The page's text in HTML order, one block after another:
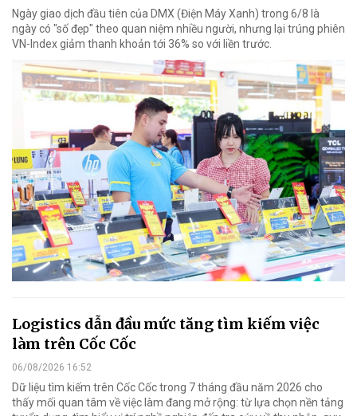
Ngày giao dịch đầu tiên của DMX (Điện Máy Xanh) trong 6/8 là
ngày có "số đẹp" theo quan niệm nhiều người, nhưng lại trúng phiên
VN-Index giảm thanh khoản tới 36% so với liền trước.
Logistics dẫn đầu mức tăng tìm kiếm việc
làm trên Cốc Cốc
06/08/2026 16:52
Dữ liệu tìm kiếm trên Cốc Cốc trong 7 tháng đầu năm 2026 cho
thấy mối quan tâm về việc làm đang mở rộng: từ lựa chọn nền tảng